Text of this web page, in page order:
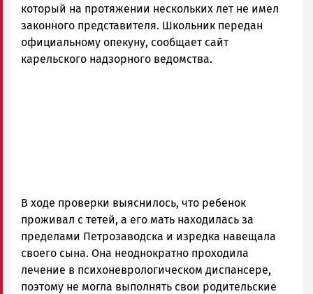
Карелии
|
Петрозаводск
ГОВОРИТ
который на протяжении нескольких лет не имел
законного представителя. Школьник передан
официальному опекуну, сообщает сайт
карельского надзорного ведомства.
В ходе проверки выяснилось, что ребенок
проживал с тетей, а его мать находилась за
пределами Петрозаводска и изредка навещала
своего сына. Она неоднократно проходила
лечение в психоневрологическом диспансере,
поэтому не могла выполнять свои родительские